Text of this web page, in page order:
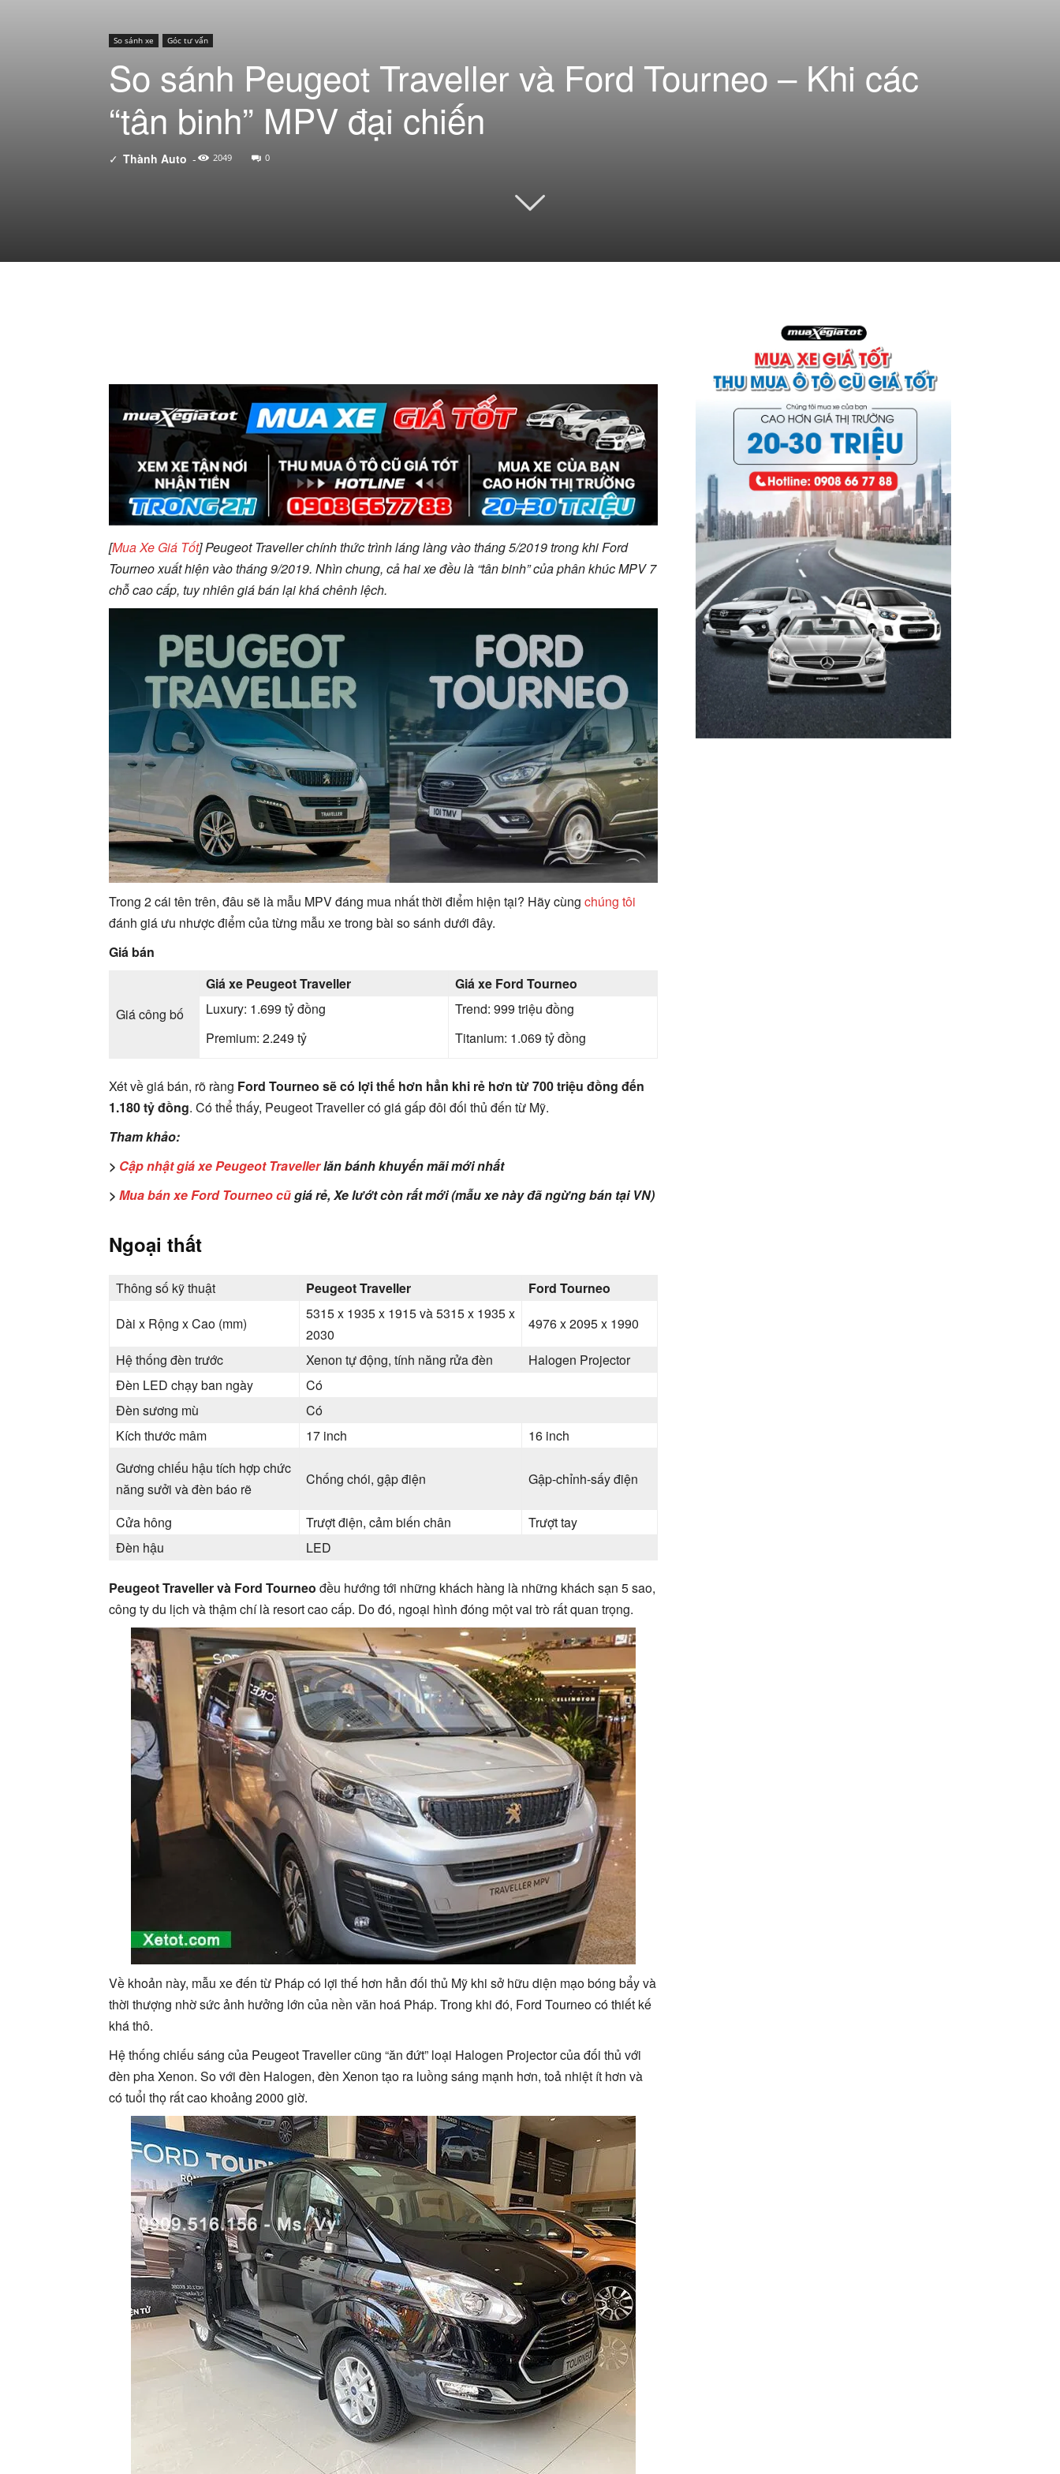
So sánh xe Góc tư vấn
So sánh Peugeot Traveller và Ford Tourneo – Khi các
“tân binh” MPV đại chiến
✓ Thành Auto - 2049 0
[Mua Xe Giá Tốt] Peugeot Traveller chính thức trình láng làng vào tháng 5/2019 trong khi Ford
Tourneo xuất hiện vào tháng 9/2019. Nhìn chung, cả hai xe đều là “tân binh” của phân khúc MPV 7
chỗ cao cấp, tuy nhiên giá bán lại khá chênh lệch.
Trong 2 cái tên trên, đâu sẽ là mẫu MPV đáng mua nhất thời điểm hiện tại? Hãy cùng chúng tôi
đánh giá ưu nhược điểm của từng mẫu xe trong bài so sánh dưới đây.
Giá bán
Giá công bố
Giá xe Peugeot Traveller
Giá xe Ford Tourneo
Luxury: 1.699 tỷ đồng
Premium: 2.249 tỷ
Trend: 999 triệu đồng
Titanium: 1.069 tỷ đồng
Xét về giá bán, rõ ràng Ford Tourneo sẽ có lợi thế hơn hẳn khi rẻ hơn từ 700 triệu đồng đến
1.180 tỷ đồng. Có thể thấy, Peugeot Traveller có giá gấp đôi đối thủ đến từ Mỹ.
Tham khảo:
> Cập nhật giá xe Peugeot Travellerlăn bánh khuyến mãi mới nhất
> Mua bán xe Ford Tourneo cũgiá rẻ, Xe lướt còn rất mới (mẫu xe này đã ngừng bán tại VN)
Ngoại thất
Thông số kỹ thuật Peugeot Traveller
Ford Tourneo
Dài x Rộng x Cao (mm)
5315 x 1935 x 1915 và 5315 x 1935 x
2030
4976 x 2095 x 1990
Hệ thống đèn trước
Xenon tự động, tính năng rửa đèn
Halogen Projector
Đèn LED chạy ban ngày
Có
Đèn sương mù
Có
Kích thước mâm
17 inch
16 inch
Gương chiếu hậu tích hợp chức
năng sưởi và đèn báo rẽ
Chống chói, gập điện Gập-chỉnh-sấy điện
Cửa hông Trượt điện, cảm biến chân
Trượt tay
Đèn hậu
LED
Peugeot Traveller và Ford Tourneo đều hướng tới những khách hàng là những khách sạn 5 sao,
công ty du lịch và thậm chí là resort cao cấp. Do đó, ngoại hình đóng một vai trò rất quan trọng.
Về khoản này, mẫu xe đến từ Pháp có lợi thế hơn hẳn đối thủ Mỹ khi sở hữu diện mạo bóng bẩy và
thời thượng nhờ sức ảnh hưởng lớn của nền văn hoá Pháp. Trong khi đó, Ford Tourneo có thiết kế
khá thô.
Hệ thống chiếu sáng của Peugeot Traveller cũng “ăn đứt” loại Halogen Projector của đối thủ với
đèn pha Xenon. So với đèn Halogen, đèn Xenon tạo ra luồng sáng mạnh hơn, toả nhiệt ít hơn và
có tuổi thọ rất cao khoảng 2000 giờ.